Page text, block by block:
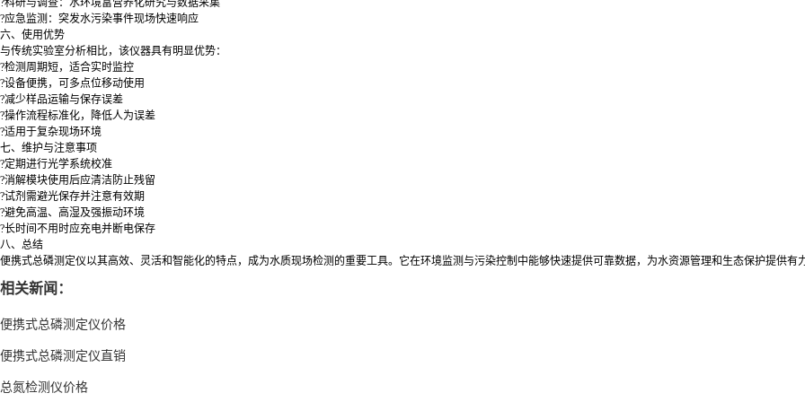
?科研与调查：水环境富营养化研究与数据采集
?应急监测：突发水污染事件现场快速响应
六、使用优势
与传统实验室分析相比，该仪器具有明显优势：
?检测周期短，适合实时监控
?设备便携，可多点位移动使用
?减少样品运输与保存误差
?操作流程标准化，降低人为误差
?适用于复杂现场环境
七、维护与注意事项
?定期进行光学系统校准
?消解模块使用后应清洁防止残留
?试剂需避光保存并注意有效期
?避免高温、高湿及强振动环境
?长时间不用时应充电并断电保存
八、总结
便携式总磷测定仪以其高效、灵活和智能化的特点，成为水质现场检测的重要工具。它在环境监测与污染控制中能够快速提供可靠数据，为水资源管理和生态保护提供有
相关新闻：
便携式总磷测定仪价格
便携式总磷测定仪直销
总氮检测仪价格